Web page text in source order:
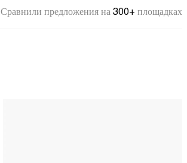
Сравнили предложения на 300+ площадках